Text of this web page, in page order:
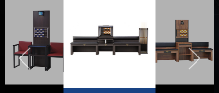
이전